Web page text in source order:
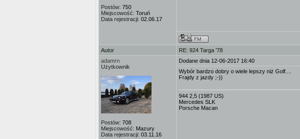
Postów: 750
Miejscowość: Toruń
Data rejestracji: 02.06.17
Autor
RE: 924 Targa '78
adamrn
Użytkownik
Postów: 708
Miejscowość: Mazury
Data rejestracji: 03.11.16
Dodane dnia 12-06-2017 16:40
Wybór bardzo dobry o wiele lepszy niż Golf....
Frajdy z jazdy ;-))
944 2,5 (1987 US)
Mercedes SLK
Porsche Macan